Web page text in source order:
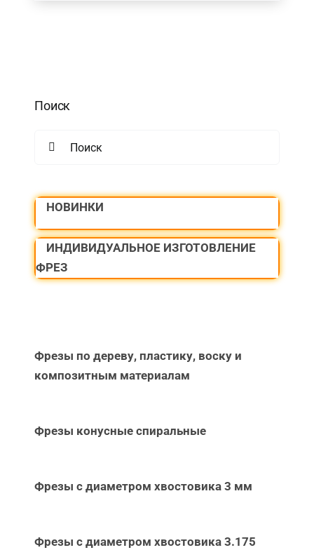
Поиск
НОВИНКИ
ИНДИВИДУАЛЬНОЕ ИЗГОТОВЛЕНИЕ
ФРЕЗ
Фрезы по дереву, пластику, воску и
композитным материалам
Фрезы конусные спиральные
Фрезы с диаметром хвостовика 3 мм
Фрезы с диаметром хвостовика 3.175